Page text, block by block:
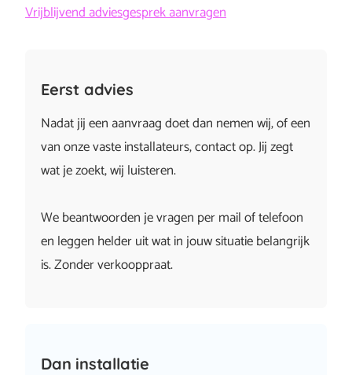
Vrijblijvend adviesgesprek aanvragen
Eerst advies
Nadat jij een aanvraag doet dan nemen wij, of een
van onze vaste installateurs, contact op. Jij zegt
wat je zoekt, wij luisteren.
We beantwoorden je vragen per mail of telefoon
en leggen helder uit wat in jouw situatie belangrijk
is. Zonder verkooppraat.
Dan installatie